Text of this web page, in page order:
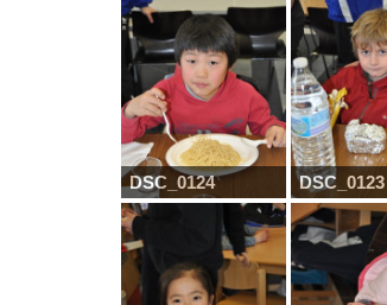
DSC_0124 DSC_0123